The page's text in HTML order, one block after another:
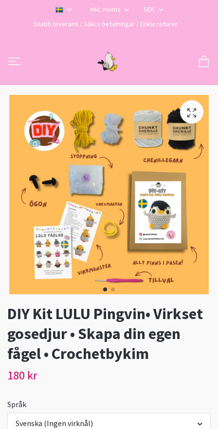
Inkl. moms
SEK
Snabb leverans / Säkra betalningar / Enkla returer
DIY Kit LULU Pingvin• Virkset
gosedjur • Skapa din egen
fågel • Crochetbykim
180 kr
Språk
Svenska (Ingen virknål)